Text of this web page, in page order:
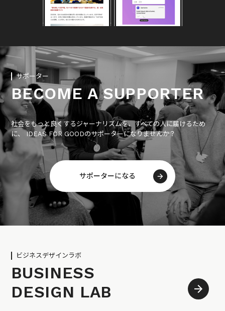
サポーター
BECOME A SUPPORTER
社会をもっと良くするジャーナリズムを、すべての人に届けるため
に、 IDEAS FOR GOODのサポーターになりませんか？
サポーターになる
ビジネスデザインラボ
BUSINESS
DESIGN LAB